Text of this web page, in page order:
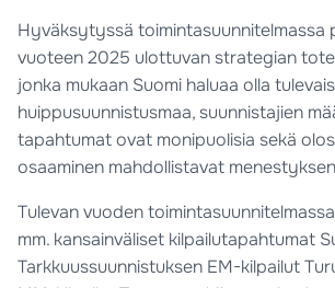
Hyväksytyssä toimintasuunnitelmassa
vuoteen 2025 ulottuvan strategian
jonka mukaan Suomi haluaa olla
huippusuunnistusmaa, suunnistajien
tapahtumat ovat monipuolisia sekä
osaaminen mahdollistavat
Tulevan vuoden
mm. kansainväliset kilpailutapahtumat
Tarkkuussuunnistuksen EM-kilpailut